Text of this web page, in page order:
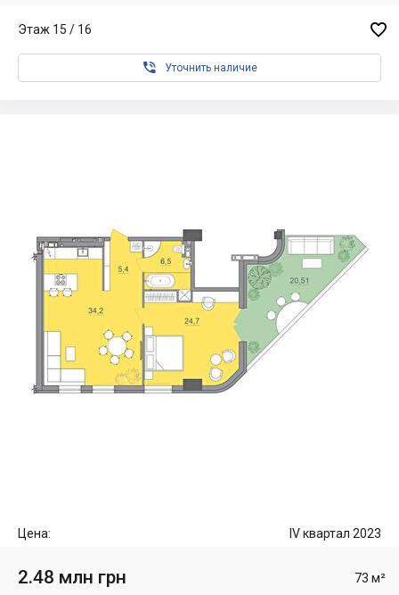
Этаж 15 / 16 
 Уточнить наличие
Цена: IV квартал 2023
2.48 млн грн 73 м²